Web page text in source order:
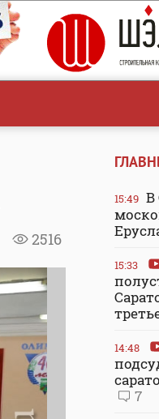
2516
15:49 В
15:33
14:48
7